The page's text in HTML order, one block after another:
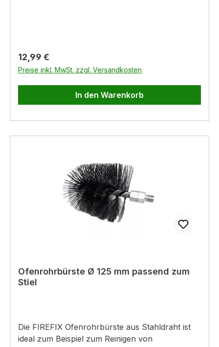
Regulärer Preis:
12,99 €
Preise inkl. MwSt. zzgl. Versandkosten
In den Warenkorb
Ofenrohrbürste Ø 125 mm passend zum
Stiel
Die FIREFIX Ofenrohrbürste aus Stahldraht ist
ideal zum Beispiel zum Reinigen von